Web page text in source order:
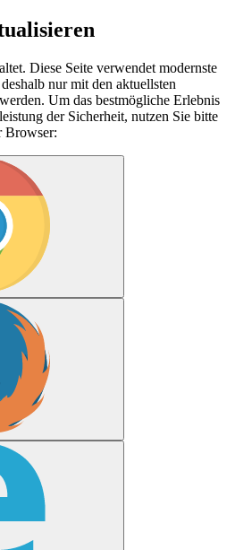
Diese Seite verwendet modernste
nur mit den aktuellsten
Um das bestmögliche Erlebnis
der Sicherheit, nutzen Sie bitte
Browser: